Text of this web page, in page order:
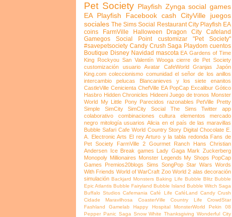
Pet Society Playfish Zynga social games
EA Playfish
Facebook cash CityVille
juegos
sociales The Sims Social Restaurant City Playfish EA
coins
FarmVille Halloween Dragon City
Cafeland
Gamegos
Social Point customizar
"Pet Society"
#savepetsociety Candy Crush Saga Playdom cuentos
Boutique Disney Navidad mascota EA Gardens of Time
King
Rockyou San Valentín Wooga cierre de Pet Society
customización
usuario Avatar CafeWorld Granjas
Japón
King.com coleccionismo comunidad el señor de los anillos
intercambio
pelucas
Blancanieves y los siete enanitos
CastleVille Cenicienta ChefVille EA PopCap Excalibur Gótico
Hasbro Hidden Chronicles Hideeni Juego de tronos Monster
World
My Little Pony Parecidos razonables PetVille
Pretty
Simple
SimCity SimCity Social The Sims Twitter
app
colaborativo
combinaciones cultura elementos
mercado
negro mitología usuarios Alicia en el país de las maravillas
Bubble Safari Cafe World Country Story Digital Chocolate E.
A. Electronic Arts
El rey Arturo y la tabla redonda Fans de
Pet Society
FarmVille 2 Gourmet Ranch
Hans Christian
Andersen
Ice Break games Lady Gaga Mark Zuckerberg
Monopoly Millionaires Monster Legends My Shops
PopCap
Games
Premios20blogs Sims SongPop Star Wars Words
With Friends World of WarCraft Zoo World 2 alas decoración
simulación Backjard Monsters Baking Life Bubble Blitz Bubble
Epic Atlantis Bubble Fairyland Bubble Island Bubble Witch Saga
Buffalo Studios Cafemania Café Life CaféLand
Candy Crush
Cidade Maravilhosa
CoasterVille Country Life
CrowdStar
Fashland
Gamelab Happy Hospital MonsterWorld
Pekin 08
Pepper Panic Saga Snow White Thanksgiving Wonderful City